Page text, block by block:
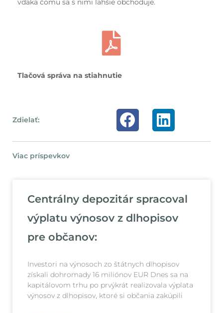
vďaka čomu sa s nimi ľahšie obchoduje.
Tlačová správa na stiahnutie
Zdielať:
Viac príspevkov
Centrálny depozitár spracoval
výplatu výnosov z dlhopisov
pre občanov:
Investori na výnosoch zo štátnych dlhopisov
získali dohromady 16 miliónov EUR Dnes sa na
kapitálovom trhu po prvýkrát realizovala výplata
výnosov z dlhopisov, ktoré si občania zakúpili